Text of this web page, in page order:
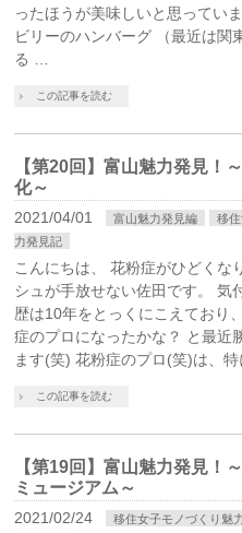
ったほうが美味しいと思ってい
ビリーのハンバーグ （最近は関
る …
この記事を読む
【第20回】富山魅力発見！
化～
2021/04/01 富山魅力発見編
移
力発見記
こんにちは、 花粉症がひどくな
シュが手放せない佐田です。 気
歴は10年をとっくにこえており
症のプロになったかな？ と最近
ます(笑) 花粉症のプロ(笑)は、特
この記事を読む
【第19回】富山魅力発見！
ミュージアム～
2021/02/24 移住女子モノづくり魅